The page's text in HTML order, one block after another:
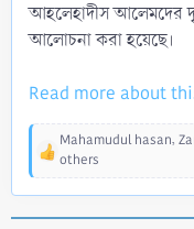
আহলেহাদীস আলেমদের
আলোচনা করা হয়েছে।
Read more about
R
e
a
c
Mahamudul hasan,
others